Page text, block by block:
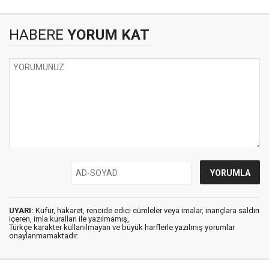
HABERE YORUM KAT
UYARI: Küfür, hakaret, rencide edici cümleler veya imalar, inançlara saldırı
içeren, imla kuralları ile yazılmamış,
Türkçe karakter kullanılmayan ve büyük harflerle yazılmış yorumlar
onaylanmamaktadır.